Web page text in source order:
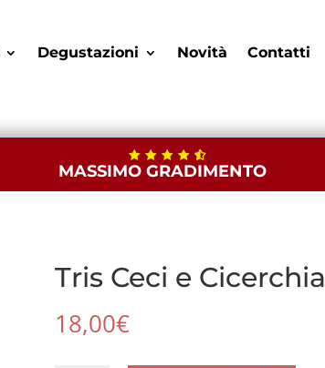
Degustazioni Novità Contatti
MASSIMO GRADIMENTO
Tris Ceci e Cicerchia
18,00€